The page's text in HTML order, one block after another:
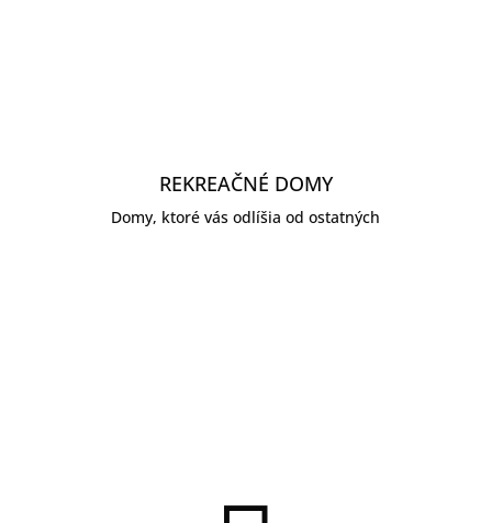
REKREAČNÉ DOMY
Domy, ktoré vás odlíšia od ostatných